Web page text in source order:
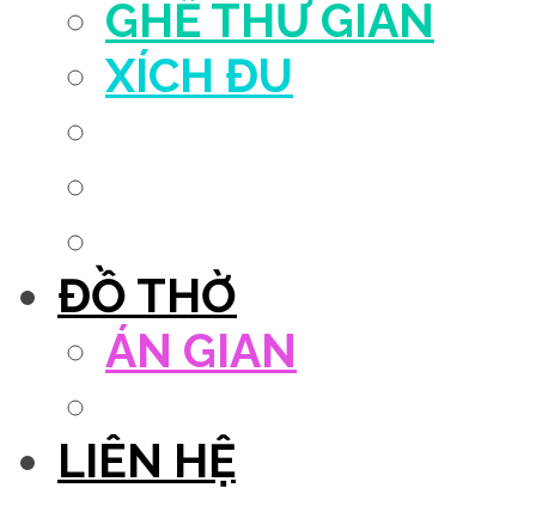
GHẾ THƯ GIÃN
XÍCH ĐU
ĐỒ THỜ
ÁN GIAN
LIÊN HỆ